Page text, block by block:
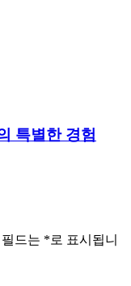
특별한 경험
드는 *로 표시됩니